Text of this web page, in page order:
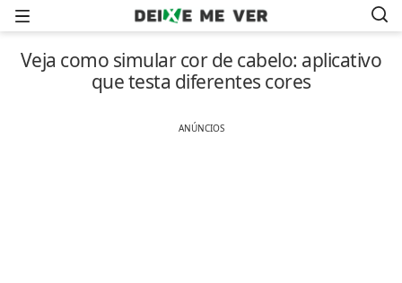
Menu
Veja como simular cor de cabelo: aplicativo
que testa diferentes cores
ANÚNCIOS